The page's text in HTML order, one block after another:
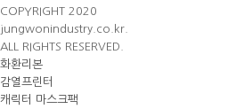
COPYRIGHT 2020
jungwonindustry.co.kr.
ALL RIGHTS RESERVED.
화환리본
감열프린터
캐릭터 마스크팩